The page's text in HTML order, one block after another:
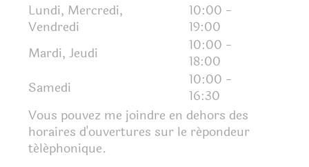
Lundi, Mercredi,
Vendredi
10:00 -
19:00
Mardi, Jeudi
10:00 -
18:00
Samedi
10:00 -
16:30
Vous pouvez me joindre en dehors des
horaires d'ouvertures sur le répondeur
téléphonique.